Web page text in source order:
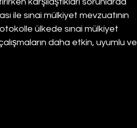
ile sınai mülkiyet mevzuatının
ülkede sınai mülkiyet
daha etkin, uyumlu ve